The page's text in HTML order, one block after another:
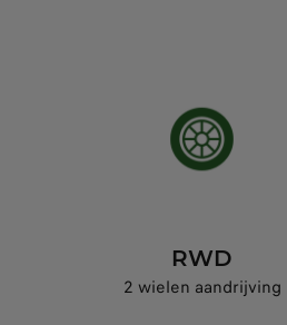
RWD
2 wielen aandrijving